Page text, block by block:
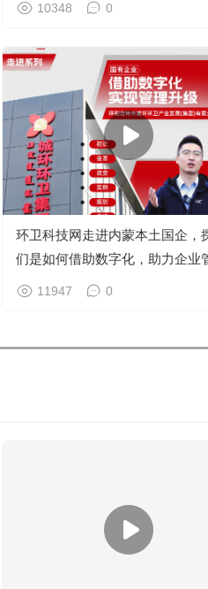
10348 0
环卫科技网走进内蒙本土国企，
们是如何借助数字化，助力企业
级？
11947 0